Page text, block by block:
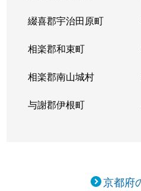
綴喜郡宇治田原町
相楽郡和束町
相楽郡南山城村
与謝郡伊根町
京都府